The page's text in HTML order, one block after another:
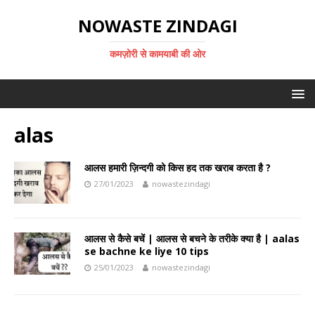
NOWASTE ZINDAGI
कमज़ोरी से कामयाबी की ओर
alas
आलस हमारी ज़िन्दगी को किस हद तक खराब करता है ?
27/01/2023 nowastezindagi
आलस से कैसे बचें | आलस से बचने के तरीके क्या है | aalas
se bachne ke liye 10 tips
25/01/2023 nowastezindagi